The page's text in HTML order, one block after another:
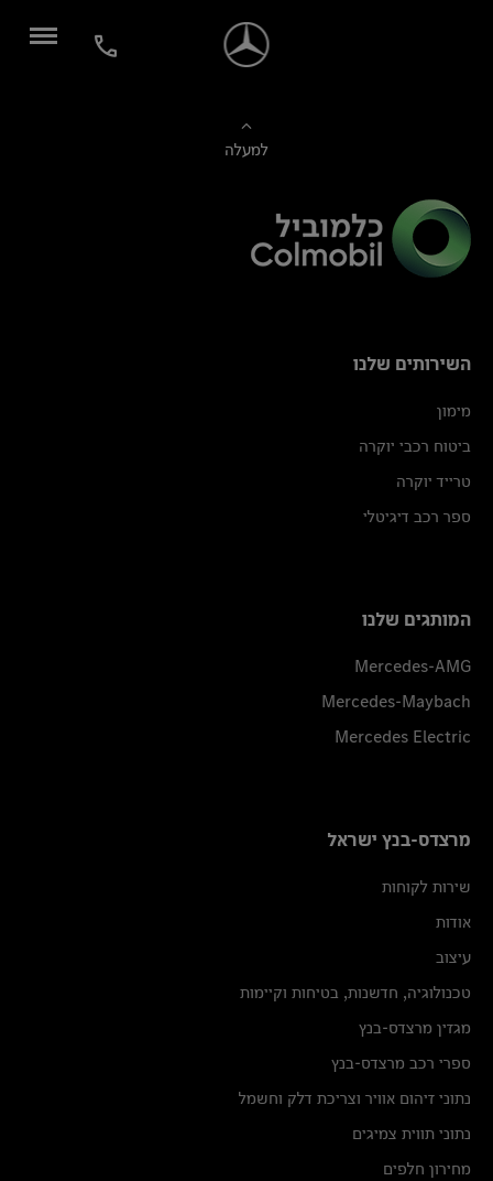
למעלה
השירותים שלנו
מימון
ביטוח רכבי יוקרה
טרייד יוקרה
ספר רכב דיגיטלי
המותגים שלנו
Mercedes-AMG
Mercedes-Maybach
Mercedes Electric
מרצדס-בנץ ישראל
שירות לקוחות
אודות
עיצוב
טכנולוגיה, חדשנות, בטיחות וקיימות
מגזין מרצדס-בנץ
ספרי רכב מרצדס-בנץ
נתוני זיהום אוויר וצריכת דלק וחשמל
נתוני תווית צמיגים
מחירון חלפים